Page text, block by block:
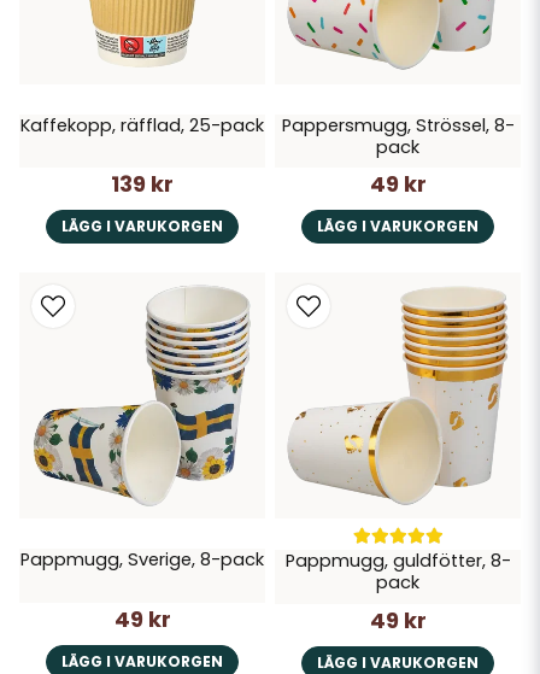
Kaffekopp, räfflad, 25-pack
139 kr
LÄGG I VARUKORGEN
Pappersmugg, Strössel, 8-
pack
49 kr
LÄGG I VARUKORGEN
Pappmugg, Sverige, 8-pack
49 kr
LÄGG I VARUKORGEN
Pappmugg, guldfötter, 8-
pack
49 kr
LÄGG I VARUKORGEN